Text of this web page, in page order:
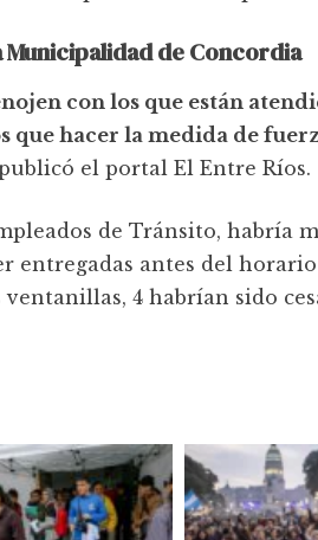
Municipalidad de Concordia
con los que están
que hacer la medida de
el portal El Entre Ríos.
de Tránsito, habría
entregadas antes del
4 habrían sido